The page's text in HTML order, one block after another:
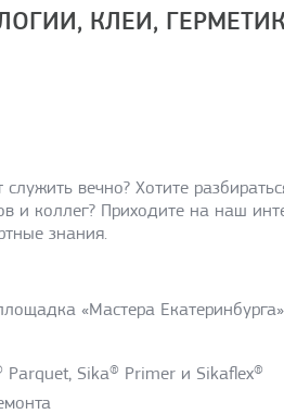
КЛЕИ,
вечно? Хотите
и коллег? Приходите на наш
знания.
«Мастера
Parquet, Sika® Primer и Sikaflex®